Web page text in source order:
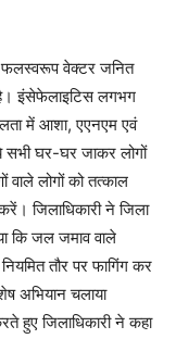
फलस्वरूप वेक्टर जनित
है। इंसेफेलाइटिस लगभग
में आशा, एएनएम एवं
सभी घर-घर जाकर लोगों
वाले लोगों को तत्काल
जिलाधिकारी ने जिला
कि जल जमाव वाले
तौर पर फागिंग कर
अभियान चलाया
हुए जिलाधिकारी ने कहा